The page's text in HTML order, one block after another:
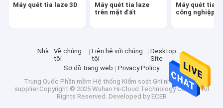
Máy quét tia laze 3D
Máy quét tia laze
trên mặt đất
Máy quét tia
công nghiệp
Nhà
Về chúng
tôi
Liên hệ với chúng
tôi
Desktop
Site
Sơ đồ trang web
Privacy Policy
Trung Quốc Phần mềm Hệ thống Kiểm soát Ghi nhật ký ARS
supplier.Copyright © 2025 Wuhan Hi-Cloud Technology Co.,Ltd. All
Rights Reserved. Developed by ECER